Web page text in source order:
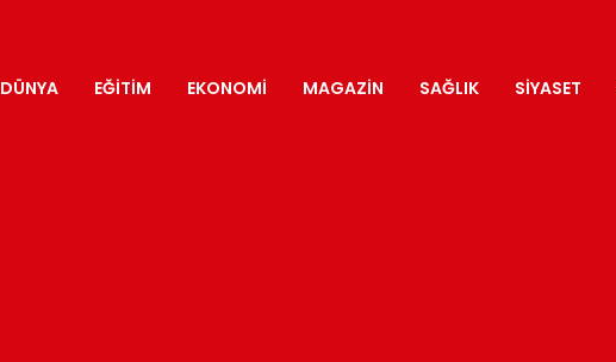
DÜNYA EĞITIM EKONOMI MAGAZIN SAĞLIK SIYASET